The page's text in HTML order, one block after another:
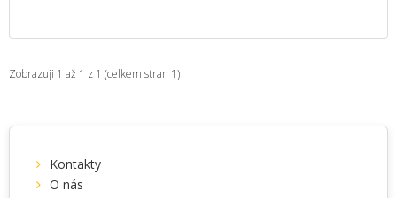
Zobrazuji 1 až 1 z 1 (celkem stran 1)
Kontakty
O nás